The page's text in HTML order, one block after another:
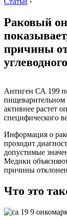
Раковый
причины
Антиген СА 199
пищеварительном
активнее растет
специфического
Информация о
проходит
допустимые
Медики
причины
Что это